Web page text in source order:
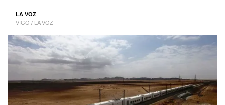
LA VOZ
VIGO / LA VOZ